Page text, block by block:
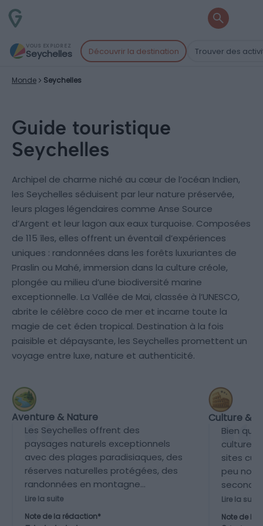
VOUS EXPLOREZ
Seychelles Découvrir la destination Trouver des
Monde Seychelles
Guide touristique
Seychelles
Archipel de charme niché au cœur de l’océan Indien,
les Seychelles séduisent par leur nature préservée,
leurs plages légendaires comme Anse Source
d’Argent et leur lagon aux eaux turquoise. Composées
de 115 îles, elles offrent un éventail d’expériences
uniques : randonnées dans les forêts luxuriantes de
Praslin ou Mahé, immersion dans la culture créole,
plongée au milieu d’une biodiversité marine
exceptionnelle. La Vallée de Mai, classée à l’UNESCO,
abrite le célèbre coco de mer et incarne toute la
magie de cet éden tropical. Destination à la fois
paisible et dépaysante, les Seychelles promettent un
voyage entre luxe, nature et authenticité.
Aventure & Nature
Les Seychelles offrent des
paysages naturels exceptionnels
avec des plages paradisiaques, des
réserves naturelles protégées, des
randonnées en montagne
granitique, des lagons et une faune
marine riche. C’est une destination
Lire la suite
Note de la rédaction*
Culture &
Bien que
culture
sites
peu
Lire la suite
Note de la